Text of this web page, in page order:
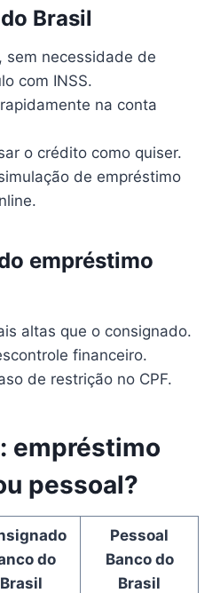
Brasil
sem necessidade de
com INSS.
na conta
o crédito como quiser.
de empréstimo
empréstimo
altas que o consignado.
financeiro.
de restrição no CPF.
empréstimo
pessoal?
do
Brasil
Pessoal
Banco do
Brasil